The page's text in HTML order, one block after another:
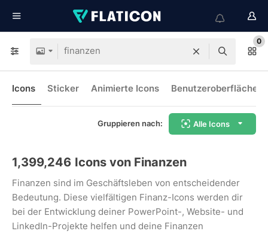
0
Icons Sticker Animierte Icons
Gruppieren nach: Alle Icons
1,399,246 Icons von Finanzen
Finanzen sind im Geschäftsleben von entscheidender
Bedeutung. Diese vielfältigen Finanz-Icons werden dir
bei der Entwicklung deiner PowerPoint-, Website- und
LinkedIn-Projekte helfen und deine Finanzen